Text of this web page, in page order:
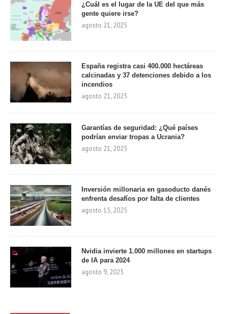
¿Cuál es el lugar de la UE del que más
gente quiere irse?
agosto 21, 2025
España registra casi 400.000 hectáreas
calcinadas y 37 detenciones debido a los
incendios
agosto 21, 2025
Garantías de seguridad: ¿Qué países
podrían enviar tropas a Ucrania?
agosto 21, 2025
Inversión millonaria en gasoducto danés
enfrenta desafíos por falta de clientes
agosto 15, 2025
Nvidia invierte 1.000 millones en startups
de IA para 2024
agosto 9, 2025